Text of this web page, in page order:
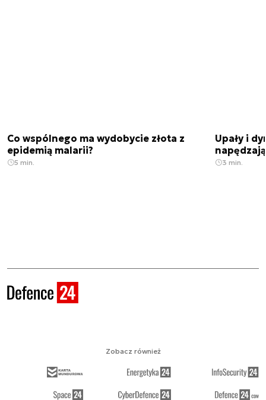
Co wspólnego ma wydobycie złota z
epidemią malarii?
5 min.
Upały i
3 min.
Zobacz również